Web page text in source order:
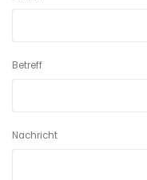
Betreff
Nachricht